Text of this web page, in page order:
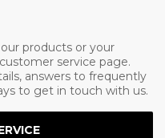
products or your
service page.
answers to frequently
to get in touch with us.